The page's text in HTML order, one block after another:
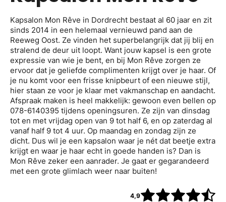
Kapsalon Mon Rêve in Dordrecht bestaat al 60 jaar en zit
sinds 2014 in een helemaal vernieuwd pand aan de
Reeweg Oost. Ze vinden het superbelangrijk dat jij blij en
stralend de deur uit loopt. Want jouw kapsel is een grote
expressie van wie je bent, en bij Mon Rêve zorgen ze
ervoor dat je geliefde complimenten krijgt over je haar. Of
je nu komt voor een frisse knipbeurt of een nieuwe stijl,
hier staan ze voor je klaar met vakmanschap en aandacht.
Afspraak maken is heel makkelijk: gewoon even bellen op
078-6140395 tijdens openingsuren. Ze zijn van dinsdag
tot en met vrijdag open van 9 tot half 6, en op zaterdag al
vanaf half 9 tot 4 uur. Op maandag en zondag zijn ze
dicht. Dus wil je een kapsalon waar je nét dat beetje extra
krijgt en waar je haar echt in goede handen is? Dan is
Mon Rêve zeker een aanrader. Je gaat er gegarandeerd
met een grote glimlach weer naar buiten!
4,9